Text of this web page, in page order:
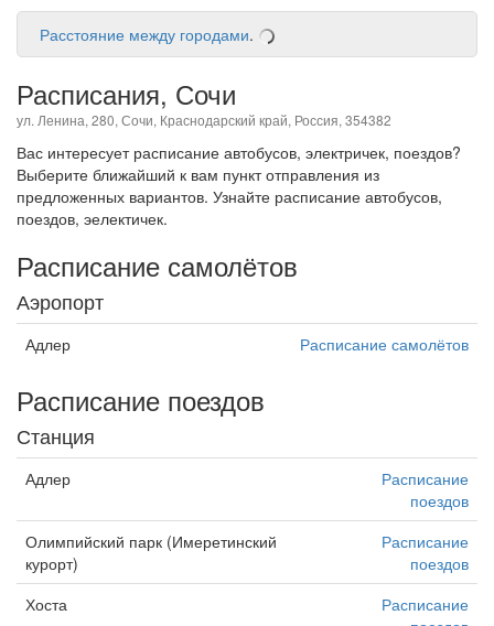
Расстояние между городами.
Расписания, Сочи
ул. Ленина, 280, Сочи, Краснодарский край, Россия, 354382
Вас интересует расписание автобусов, электричек, поездов?
Выберите ближайший к вам пункт отправления из
предложенных вариантов. Узнайте расписание автобусов,
поездов, эелектичек.
Расписание самолётов
Аэропорт
Адлер Расписание самолётов
Расписание поездов
Станция
Адлер
Расписание
поездов
Олимпийский парк (Имеретинский
курорт)
Расписание
поездов
Хоста
Расписание